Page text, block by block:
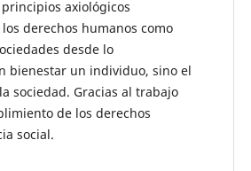
axiológicos
derechos humanos como
desde lo
bienestar un individuo, sino el
sociedad. Gracias al trabajo
de los derechos
social.